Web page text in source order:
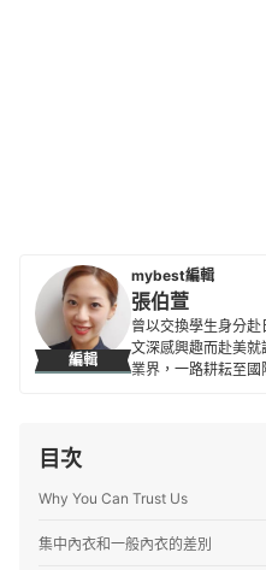
編輯
mybest編輯
張伯萱
曾以交換學生身分
文深感興趣而赴美
業界，一路耕耘至
目次
Why You Can Trust Us
集中內衣和一般內衣的差別